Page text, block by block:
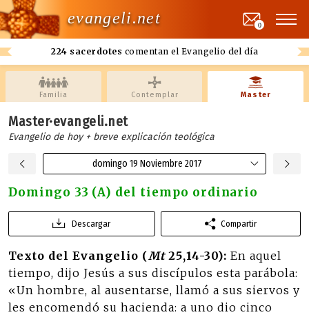
evangeli.net
224 sacerdotes comentan el Evangelio del día
0
Familia Contemplar Master
Master·evangeli.net
Evangelio de hoy + breve explicación teológica
domingo 19 Noviembre 2017
Domingo 33 (A) del tiempo ordinario
Descargar Compartir
Texto del Evangelio (Mt25,14-30): En aquel
tiempo, dijo Jesús a sus discípulos esta parábola:
«Un hombre, al ausentarse, llamó a sus siervos y
les encomendó su hacienda: a uno dio cinco